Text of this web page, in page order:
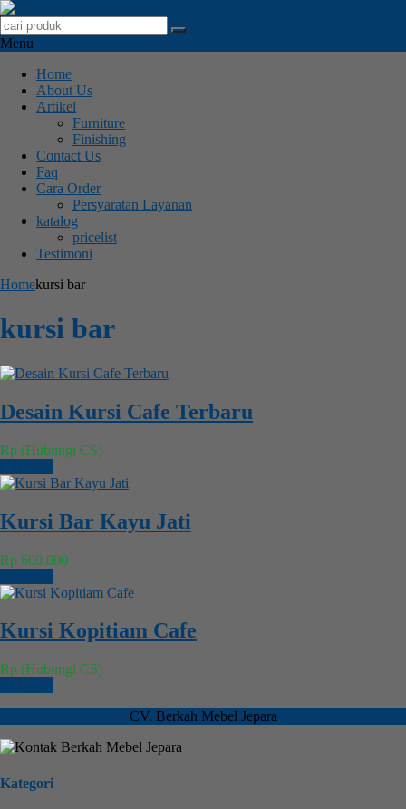
Menu
Home
About Us
Artikel
Furniture
Finishing
Contact Us
Faq
Cara Order
Persyaratan Layanan
katalog
pricelist
Testimoni
Homekursi bar
kursi bar
Desain Kursi Cafe Terbaru
Rp (Hubungi CS)
Kursi Bar Kayu Jati
Rp 600.000
Kursi Kopitiam Cafe
Rp (Hubungi CS)
CV. Berkah Mebel Jepara
Kategori